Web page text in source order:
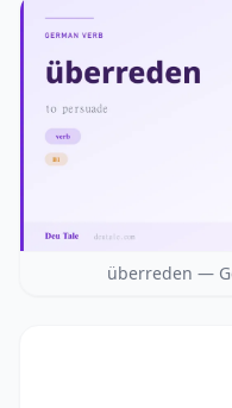
überreden —